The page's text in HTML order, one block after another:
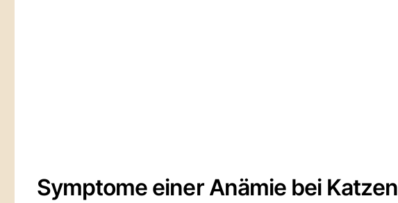
Symptome einer Anämie bei Katzen